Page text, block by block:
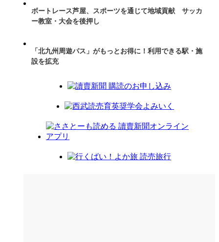
ボートレース芦屋、スポーツを通じて地域貢献 サッカ
ー教室・大会を後押し
「北九州周遊パス」がもっとお得に！利用できる駅・施
設を拡充